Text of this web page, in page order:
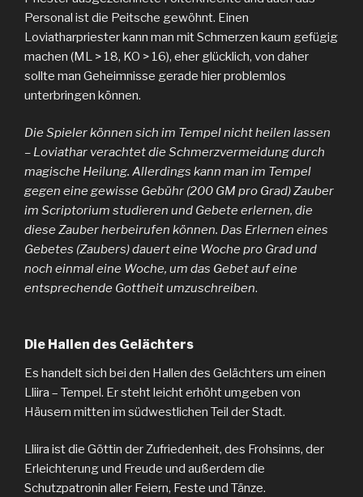
Personal ist die Peitsche gewöhnt. Einen
Loviatharpriester kann man mit Schmerzen kaum gefügig
machen (ML > 18, KO > 16), eher glücklich, von daher
sollte man Geheimnisse gerade hier problemlos
unterbringen können.
Die Spieler können sich im Tempel nicht heilen lassen
– Loviathar verachtet die Schmerzvermeidung durch
magische Heilung. Allerdings kann man im Tempel
gegen eine gewisse Gebühr (200 GM pro Grad) Zauber
im Scriptorium studieren und Gebete erlernen, die
diese Zauber herbeirufen können. Das Erlernen eines
Gebetes (Zaubers) dauert eine Woche pro Grad und
noch einmal eine Woche, um das Gebet auf eine
entsprechende Gottheit umzuschreiben.
Die Hallen des Gelächters
Es handelt sich bei den Hallen des Gelächters um einen
Lliira – Tempel. Er steht leicht erhöht umgeben von
Häusern mitten im südwestlichen Teil der Stadt.
Lliira ist die Göttin der Zufriedenheit, des Frohsinns, der
Erleichterung und Freude und außerdem die
Schutzpatronin aller Feiern, Feste und Tänze.